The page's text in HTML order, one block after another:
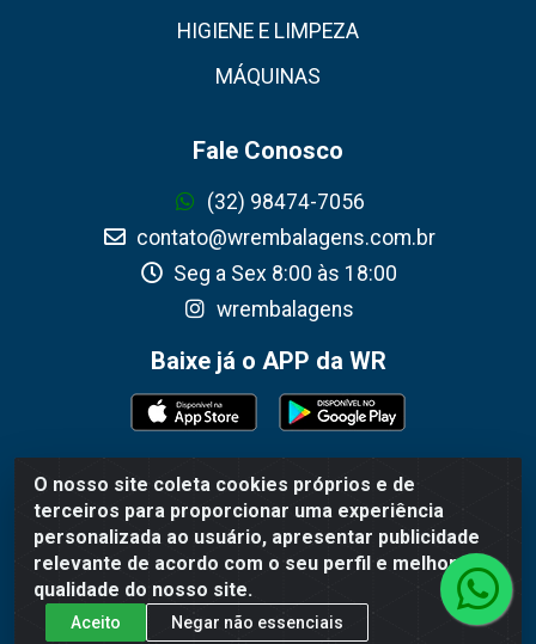
O nosso site coleta cookies próprios e de
terceiros para proporcionar uma experiência
personalizada ao usuário, apresentar publicidade
relevante de acordo com o seu perfil e melhorar a
qualidade do nosso site.
Aceito Negar não essenciais
HIGIENE E LIMPEZA
MÁQUINAS
Fale Conosco
(32) 98474-7056
contato@wrembalagens.com.br
Seg a Sex 8:00 às 18:00
wrembalagens
Baixe já o APP da WR
WR Embalagens - R. Cel. Teodoro Gomes de Araújo, 1360 -
Grogotó - Barbacena / MG - CEP 36202-628 - CNPJ
02.692.206/0001-55